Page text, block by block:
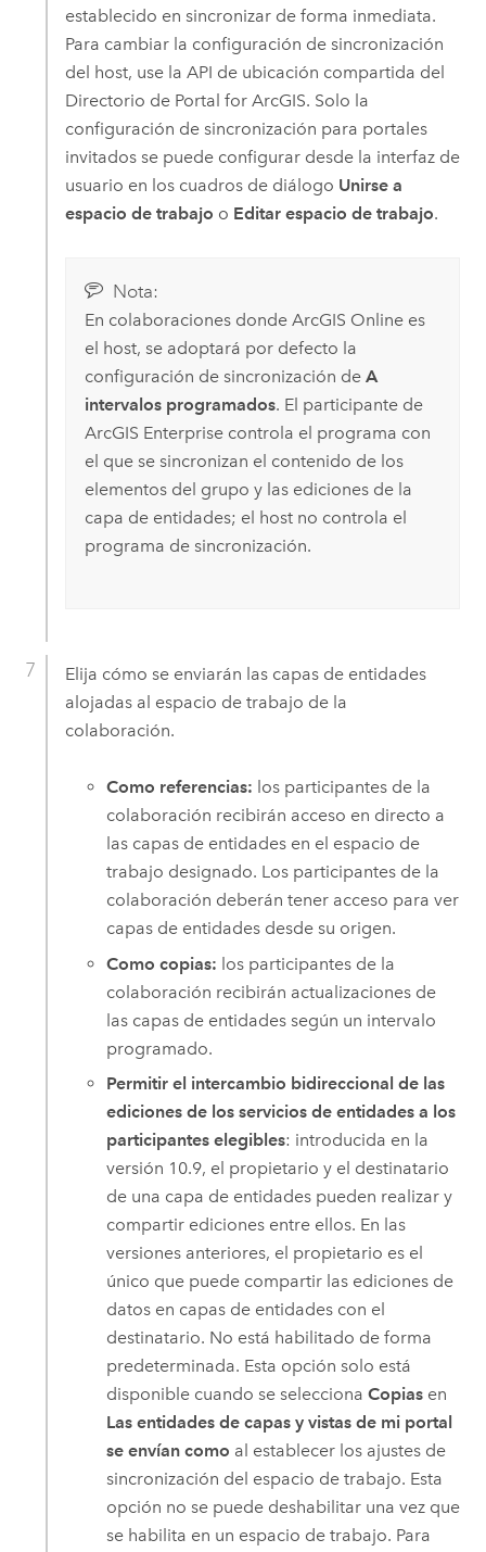
establecido en sincronizar de forma inmediata.
Para cambiar la configuración de sincronización
del host, use la API de ubicación compartida del
Directorio de Portal for ArcGIS. Solo la
configuración de sincronización para portales
invitados se puede configurar desde la interfaz de
usuario en los cuadros de diálogo Unirse a
espacio de trabajo o Editar espacio de trabajo.
Nota:
En colaboraciones donde ArcGIS Onlinees
el host, se adoptará por defecto la
configuración de sincronización de A
intervalos programados. El participante de
ArcGIS Enterprisecontrola el programa con
el que se sincronizan el contenido de los
elementos del grupo y las ediciones de la
capa de entidades; el host no controla el
programa de sincronización.
Elija cómo se enviarán las capas de entidades
alojadas al espacio de trabajo de la
colaboración.
Como referencias: los participantes de la
colaboración recibirán acceso en directo a
las capas de entidades en el espacio de
trabajo designado. Los participantes de la
colaboración deberán tener acceso para ver
capas de entidades desde su origen.
Como copias: los participantes de la
colaboración recibirán actualizaciones de
las capas de entidades según un intervalo
programado.
Permitir el intercambio bidireccional de las
ediciones de los servicios de entidades a los
participantes elegibles: introducida en la
versión 10.9, el propietario y el destinatario
de una capa de entidades pueden realizar y
compartir ediciones entre ellos. En las
versiones anteriores, el propietario es el
único que puede compartir las ediciones de
datos en capas de entidades con el
destinatario. No está habilitado de forma
predeterminada. Esta opción solo está
disponible cuando se seleccionaCopias en
Las entidades de capas y vistas de mi portal
se envían como al establecer los ajustes de
sincronización del espacio de trabajo. Esta
opción no se puede deshabilitar una vez que
se habilita en un espacio de trabajo. Para